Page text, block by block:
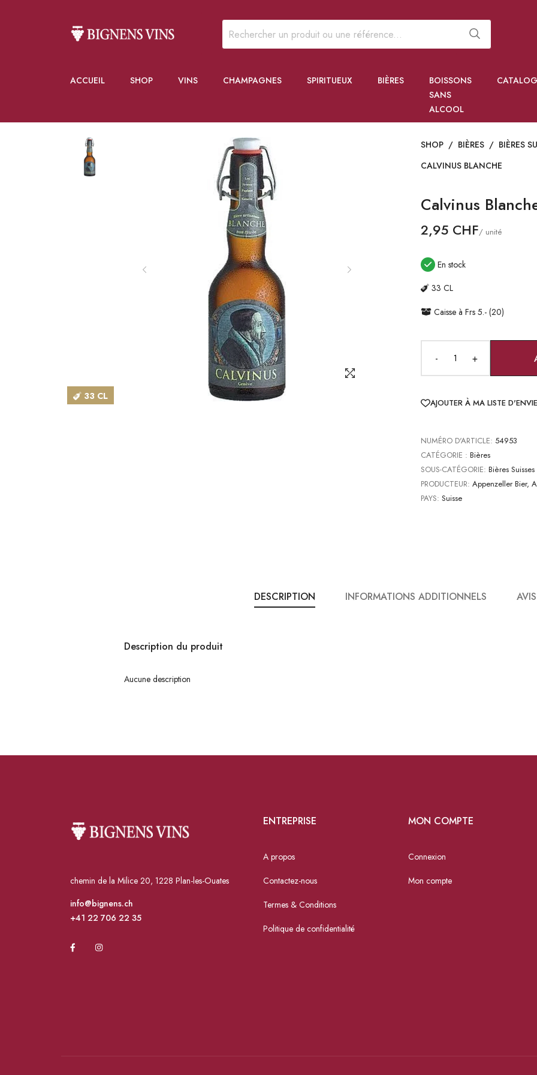
ACCUEIL SHOP VINS CHAMPAGNES SPIRITUEUX BIÈRES
BOISSONS
SANS
ALCOOL
33 CL
SHOP / BIÈRES / BIÈRES
CALVINUS BLANCHE
Calvinus
2,95 CHF/ unité
En stock
33 CL
Caisse à Frs 5.- (20)
- +
AJOUTER À MA LISTE D'ENVIE
NUMÉRO D'ARTICLE: 54953
CATÉGORIE : Bières
SOUS-CATÉGORIE: Bières
PRODUCTEUR: Appenzeller Bier,
PAYS: Suisse
DESCRIPTION INFORMATIONS ADDITIONNELS
Description du produit
Aucune description
chemin de la Milice 20, 1228 Plan-les-Ouates
info@bignens.ch
+41 22 706 22 35
ENTREPRISE
A propos
Contactez-nous
Termes & Conditions
Politique de confidentialité
MON COMPTE
Connexion
Mon compte